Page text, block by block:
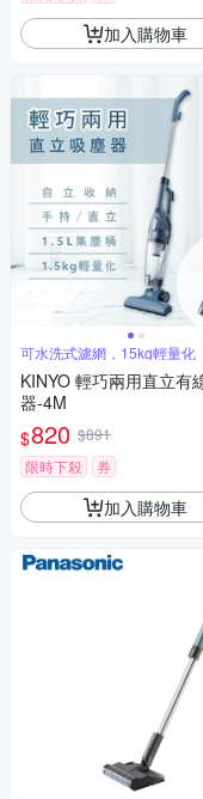
加入購物車
可水洗式濾網，15kg輕量化
KINYO 輕巧兩用直立有
器-4M
$820 $891
限時下殺
券
加入購物車